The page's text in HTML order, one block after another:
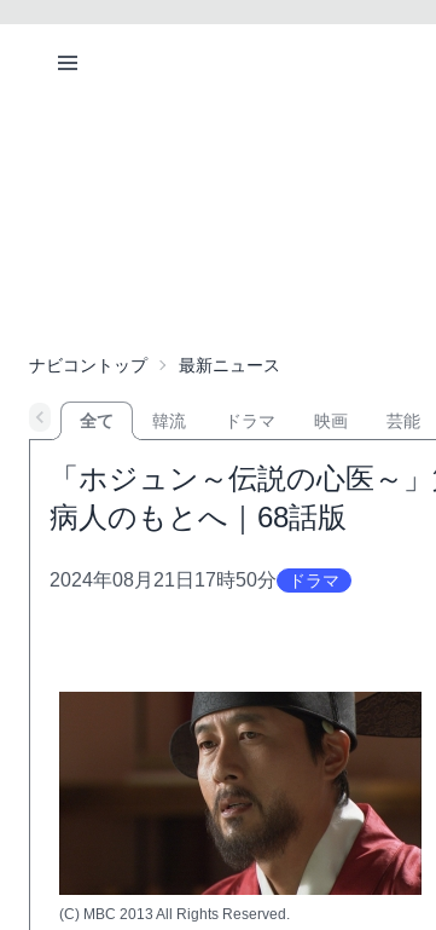
ナビコントップ 最新ニュース
全て 韓流 ドラマ 映画 芸能
「ホジュン～伝説の心医～
病人のもとへ｜68話版
2024年08月21日17時50分 ドラマ
(C) MBC 2013 All Rights Reserved.